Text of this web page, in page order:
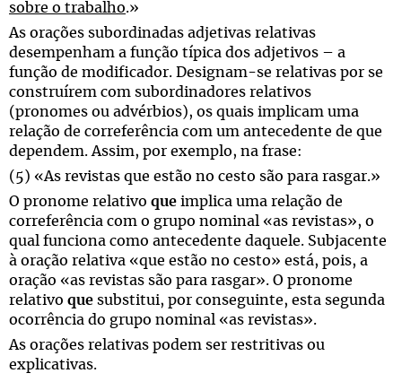
sobre o trabalho.»
As orações subordinadas adjetivas relativas
desempenham a função típica dos adjetivos – a
função de modificador. Designam-se relativas por se
construírem com subordinadores relativos
(pronomes ou advérbios), os quais implicam uma
relação de correferência com um antecedente de que
dependem. Assim, por exemplo, na frase:
(5) «As revistas que estão no cesto são para rasgar.»
O pronome relativo que implica uma relação de
correferência com o grupo nominal «as revistas», o
qual funciona como antecedente daquele. Subjacente
à oração relativa «que estão no cesto» está, pois, a
oração «as revistas são para rasgar». O pronome
relativo que substitui, por conseguinte, esta segunda
ocorrência do grupo nominal «as revistas».
As orações relativas podem ser restritivas ou
explicativas.